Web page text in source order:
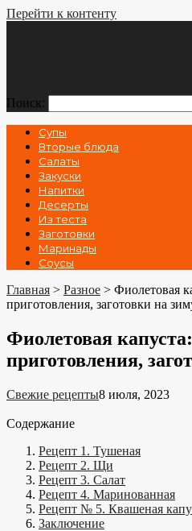
Перейти к контенту
Поиск:
Супы
Вторые блюда
Салаты
Закуски
Напитки
Десерты
Из теста
Заготовки
Маринады
Соусы
Главная > Разное > Фиолетовая
приготовления, заготовки на
Фиолетовая
приготовления,
Свежие рецепты8 июля, 2023
Содержание
Рецепт 1. Тушеная
Рецепт 2. Щи
Рецепт 3. Салат
Рецепт 4. Маринованная
Рецепт № 5. Квашеная
Заключение